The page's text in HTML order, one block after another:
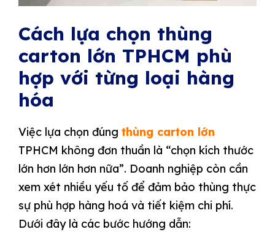
Cách lựa chọn thùng
carton lớn TPHCM phù
hợp với từng loại hàng
hóa
Việc lựa chọn đúng thùng carton lớn
TPHCM không đơn thuần là “chọn kích thước
lớn hơn lớn hơn nữa”. Doanh nghiệp còn cần
xem xét nhiều yếu tố để đảm bảo thùng thực
sự phù hợp hàng hoá và tiết kiệm chi phí.
Dưới đây là các bước hướng dẫn: